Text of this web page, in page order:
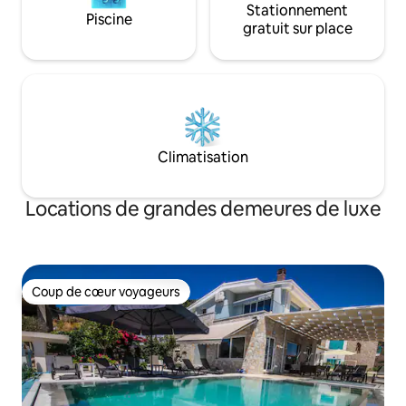
Piscine
Stationnement
gratuit sur place
Climatisation
Locations de grandes demeures de luxe
Coup de cœur voyageurs
Coup de cœur voyageurs